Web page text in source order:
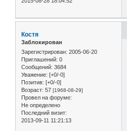
Костя
Заблокирован
Зарегистрирован: 2005-06-20
Приглашений: 0
Сообщений: 3684
Уважение: [+0/-0]
Позитив: [+0/-0]
Возраст: 57 [1968-08-29]
Провел на форуме:
Не определено
Последний визит:
2013-09-11 11:21:13